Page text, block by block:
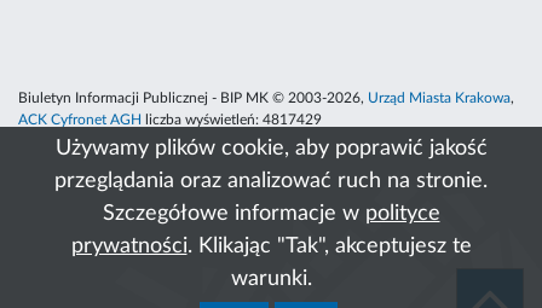
Używamy plików cookie, aby poprawić jakość
przeglądania oraz analizować ruch na stronie.
Szczegółowe informacje w polityce
prywatności. Klikając "Tak", akceptujesz te
warunki.
Biuletyn Informacji Publicznej - BIP MK © 2003-2026, Urząd Miasta Krakowa,
ACK Cyfronet AGH
liczba wyświetleń: 4817429